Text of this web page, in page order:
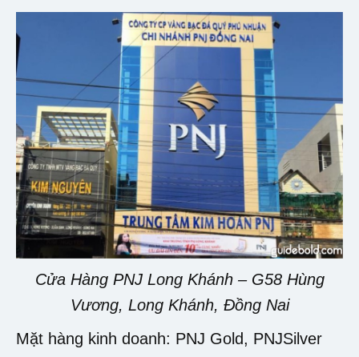
Cửa Hàng PNJ Long Khánh – G58 Hùng
Vương, Long Khánh, Đồng Nai
Mặt hàng kinh doanh: PNJ Gold, PNJSilver